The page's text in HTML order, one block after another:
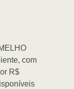
com
R$